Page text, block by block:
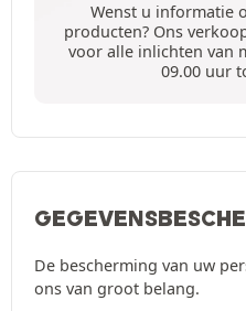
Wenst u informatie
producten? Ons
voor alle inlichten van
09.00 uur
De bescherming van uw
ons van groot belang.